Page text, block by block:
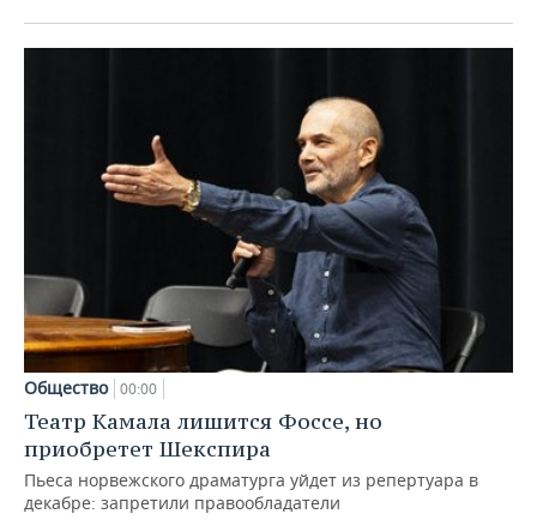
Общество 00:00
Театр Камала лишится Фоссе, но
приобретет Шекспира
Пьеса норвежского драматурга уйдет из репертуара в
декабре: запретили правообладатели